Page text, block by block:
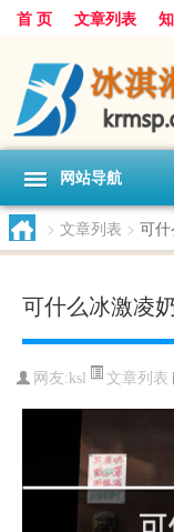
首 页 文章列表
网站导航
> 文章列表 > 可
可什么冰激凌
网友: ksl 文章列表